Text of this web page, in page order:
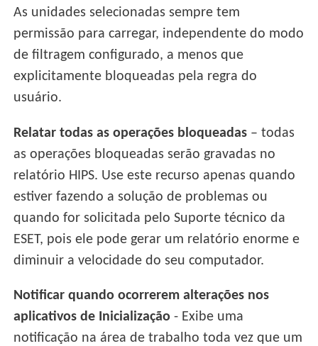
As unidades selecionadas sempre tem
permissão para carregar, independente do modo
de filtragem configurado, a menos que
explicitamente bloqueadas pela regra do
usuário.
Relatar todas as operações bloqueadas – todas
as operações bloqueadas serão gravadas no
relatório HIPS. Use este recurso apenas quando
estiver fazendo a solução de problemas ou
quando for solicitada pelo Suporte técnico da
ESET, pois ele pode gerar um relatório enorme e
diminuir a velocidade do seu computador.
Notificar quando ocorrerem alterações nos
aplicativos de Inicialização - Exibe uma
notificação na área de trabalho toda vez que um